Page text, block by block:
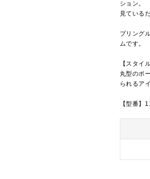
ション。
見ている
プリング
ムです。
【スタイ
丸型のポ
られるア
【型番】